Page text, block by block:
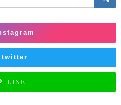
twitter
LINE